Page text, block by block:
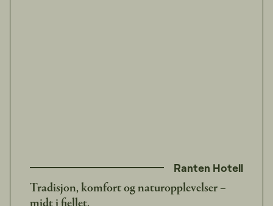
Ranten Hotell
Tradisjon, komfort og naturopplevelser –
midt i fjellet.